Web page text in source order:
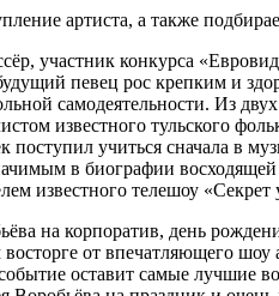
артиста, а также
участник конкурса
певец рос крепким и
самодеятельности. Из
известного тульского
учиться сначала в
в биографии
известного телешоу «Секрет
на корпоратив, день
от впечатляющего
оставит самые лучшие